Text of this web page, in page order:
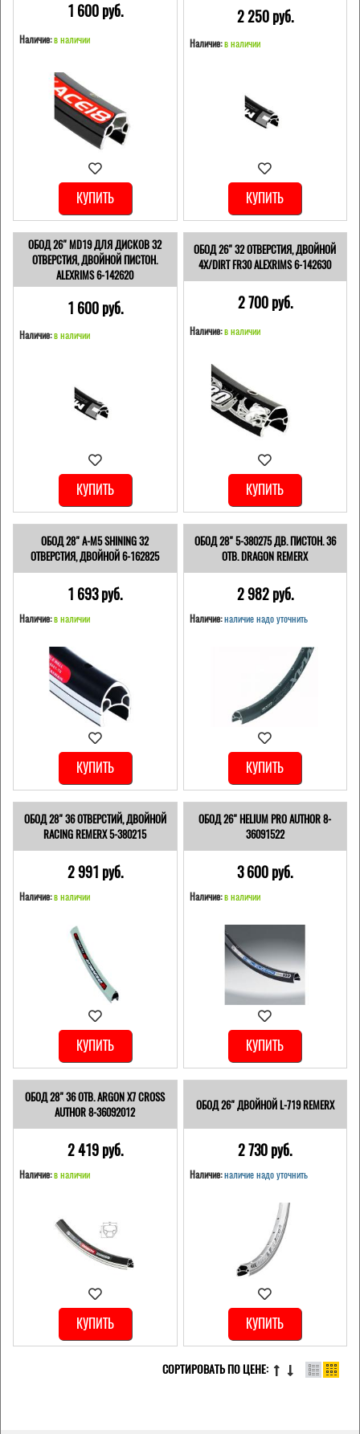
1 600 pуб.
Наличие:в наличии
КУПИТЬ
2 250 pуб.
Наличие: в наличии
КУПИТЬ
ОБОД 26" MD19 ДЛЯ ДИСКОВ 32
ОТВЕРСТИЯ, ДВОЙНОЙ ПИСТОН.
ALEXRIMS 6-142620
1 600 pуб.
Наличие:в наличии
КУПИТЬ
ОБОД 26" 32 ОТВЕРСТИЯ, ДВОЙНОЙ
4X/DIRT FR30 ALEXRIMS 6-142630
2 700 pуб.
Наличие: в наличии
КУПИТЬ
ОБОД 28" A-M5 SHINING 32
ОТВЕРСТИЯ, ДВОЙНОЙ 6-162825
1 693 pуб.
Наличие:в наличии
КУПИТЬ
ОБОД 28" 5-380275 ДВ. ПИСТОН. 36
ОТВ. DRAGON REMERX
2 982 pуб.
Наличие: наличие надо уточнить
КУПИТЬ
ОБОД 28" 36 ОТВЕРСТИЙ, ДВОЙНОЙ
RACING REMERX 5-380215
2 991 pуб.
Наличие:в наличии
КУПИТЬ
ОБОД 26" HELIUM PRO AUTHOR 8-
36091522
3 600 pуб.
Наличие: в наличии
КУПИТЬ
ОБОД 28" 36 ОТВ. ARGON X7 CROSS
AUTHOR 8-36092012
2 419 pуб.
Наличие:в наличии
КУПИТЬ
ОБОД 26" ДВОЙНОЙ L-719 REMERX
2 730 pуб.
Наличие: наличие надо уточнить
КУПИТЬ
СОРТИРОВАТЬ ПО ЦЕНЕ: